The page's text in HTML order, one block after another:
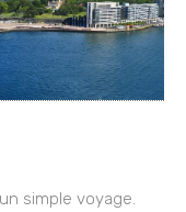
simple voyage.